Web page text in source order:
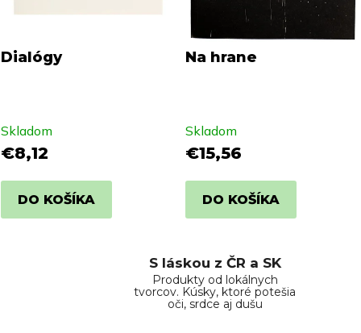
Dialógy
Skladom
€8,12
DO KOŠÍKA
Na hrane
Skladom
€15,56
DO KOŠÍKA
S láskou z ČR a SK
Produkty od lokálnych
tvorcov. Kúsky, ktoré potešia
oči, srdce aj dušu